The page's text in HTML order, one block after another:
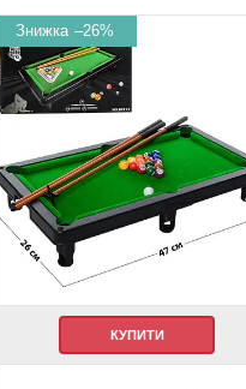
–26%
КУПИТИ